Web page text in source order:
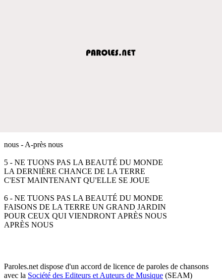
nous - A-près nous
5 - NE TUONS PAS LA BEAUTÉ DU MONDE
LA DERNIÈRE CHANCE DE LA TERRE
C'EST MAINTENANT QU'ELLE SE JOUE
6 - NE TUONS PAS LA BEAUTÉ DU MONDE
FAISONS DE LA TERRE UN GRAND JARDIN
POUR CEUX QUI VIENDRONT APRÈS NOUS
APRÈS NOUS
Paroles.net dispose d'un accord de licence de paroles de chansons
avec la Société des Editeurs et Auteurs de Musique (SEAM)